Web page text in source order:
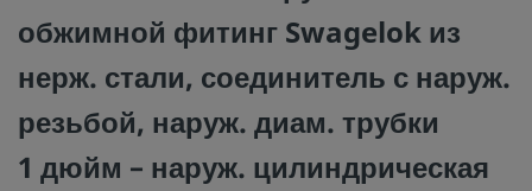
обжимной фитинг Swagelok из
нерж. стали, соединитель с наруж.
резьбой, наруж. диам. трубки
1 дюйм – наруж. цилиндрическая